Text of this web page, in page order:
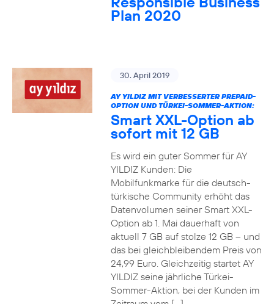
Plan 2020
30. April 2019
AY YILDIZ MIT VERBESSERTER PREPAID-
OPTION UND TÜRKEI-SOMMER-AKTION:
Smart XXL-Option ab
sofort mit 12 GB
Es wird ein guter Sommer für AY
YILDIZ Kunden: Die
Mobilfunkmarke für die deutsch-
türkische Community erhöht das
Datenvolumen seiner Smart XXL-
Option ab 1. Mai dauerhaft von
aktuell 7 GB auf stolze 12 GB – und
das bei gleichbleibendem Preis von
24,99 Euro. Gleichzeitig startet AY
YILDIZ seine jährliche Türkei-
Sommer-Aktion, bei der Kunden im